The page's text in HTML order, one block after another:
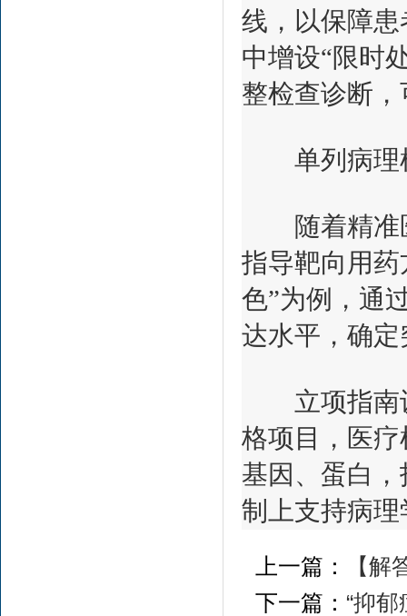
线，以保障
中增设“限时
整检查诊断
单列病理样
随着精准医
指导靶向用
色”为例，通
达水平，确
立项指南设
格项目，医
基因、蛋白
制上支持病
上一篇：
【
下一篇： “抑